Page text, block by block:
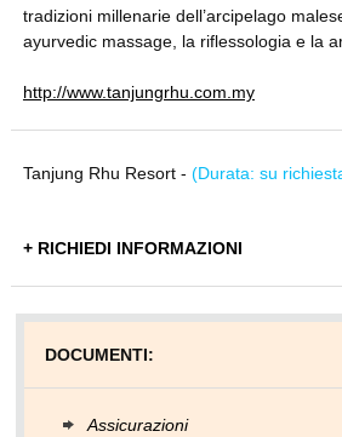
tradizioni millenarie dell’arcipelago
ayurvedic massage, la riflessologia e la
http://www.tanjungrhu.com.my
Tanjung Rhu Resort - (Durata: su
+ RICHIEDI INFORMAZIONI
DOCUMENTI:
Assicurazioni